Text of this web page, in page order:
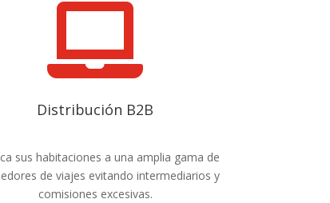

Distribución B2B
sus habitaciones a una amplia gama de
de viajes evitando intermediarios y
comisiones excesivas.